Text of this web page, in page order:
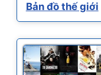
Bản đồ thế giới